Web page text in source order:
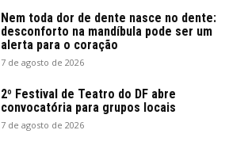
Nem toda dor de dente nasce no dente:
desconforto na mandíbula pode ser um
alerta para o coração
7 de agosto de 2026
2º Festival de Teatro do DF abre
convocatória para grupos locais
7 de agosto de 2026